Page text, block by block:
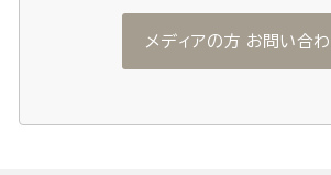
メディアの方 お問い合